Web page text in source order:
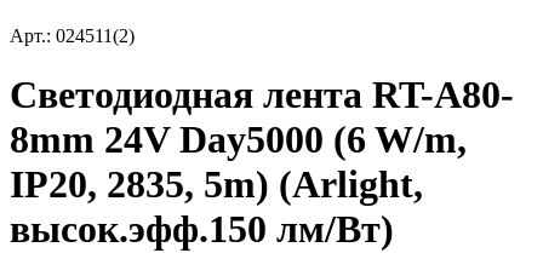
Арт.: 024511(2)
Светодиодная лента RT-A80-
8mm 24V Day5000 (6 W/m,
IP20, 2835, 5m) (Arlight,
высок.эфф.150 лм/Вт)